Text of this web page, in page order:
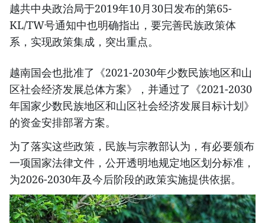
越共中央政治局于2019年10月30日发布的第65-
KL/TW号通知中也明确指出，要完善民族政策体
系，实现政策集成，突出重点。
越南国会也批准了《2021-2030年少数民族地区和山
区社会经济发展总体方案》，并通过了《2021-2030
年国家少数民族地区和山区社会经济发展目标计划》
的资金安排部署方案。
为了落实这些政策，民族与宗教部认为，有必要颁布
一项国家法律文件，公开透明地规定地区划分标准，
为2026-2030年及今后阶段的政策实施提供依据。